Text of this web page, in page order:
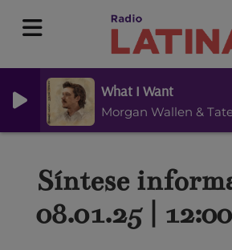
What I Want
Morgan Wallen &
Síntese
08.01.25 | 12:00